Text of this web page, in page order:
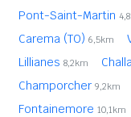
Pont-Saint-Martin
Carema (TO) 6,5km
Lillianes 8,2km
Champorcher 9,2km
Fontainemore 10,1km